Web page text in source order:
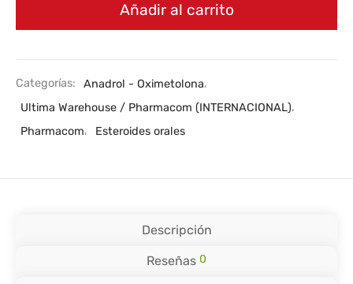
Añadir al carrito
Categorías: Anadrol - Oximetolona,
Ultima Warehouse / Pharmacom (INTERNACIONAL),
Pharmacom, Esteroides orales
Descripción
Reseñas 0